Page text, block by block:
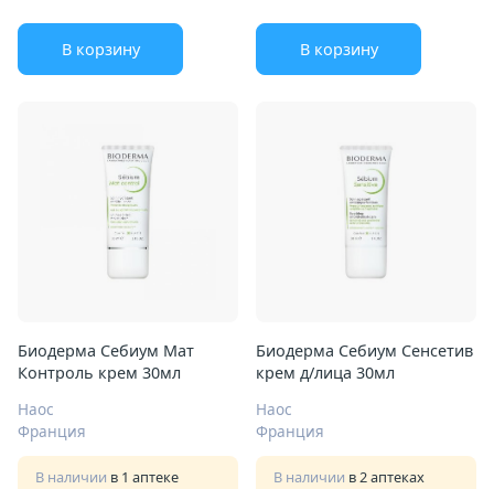
В корзину В корзину
Биодерма Себиум Мат
Контроль крем 30мл
Наос
Франция
В наличии в 1 аптеке
Биодерма Себиум Сенсетив
крем д/лица 30мл
Наос
Франция
В наличии в 2 аптеках